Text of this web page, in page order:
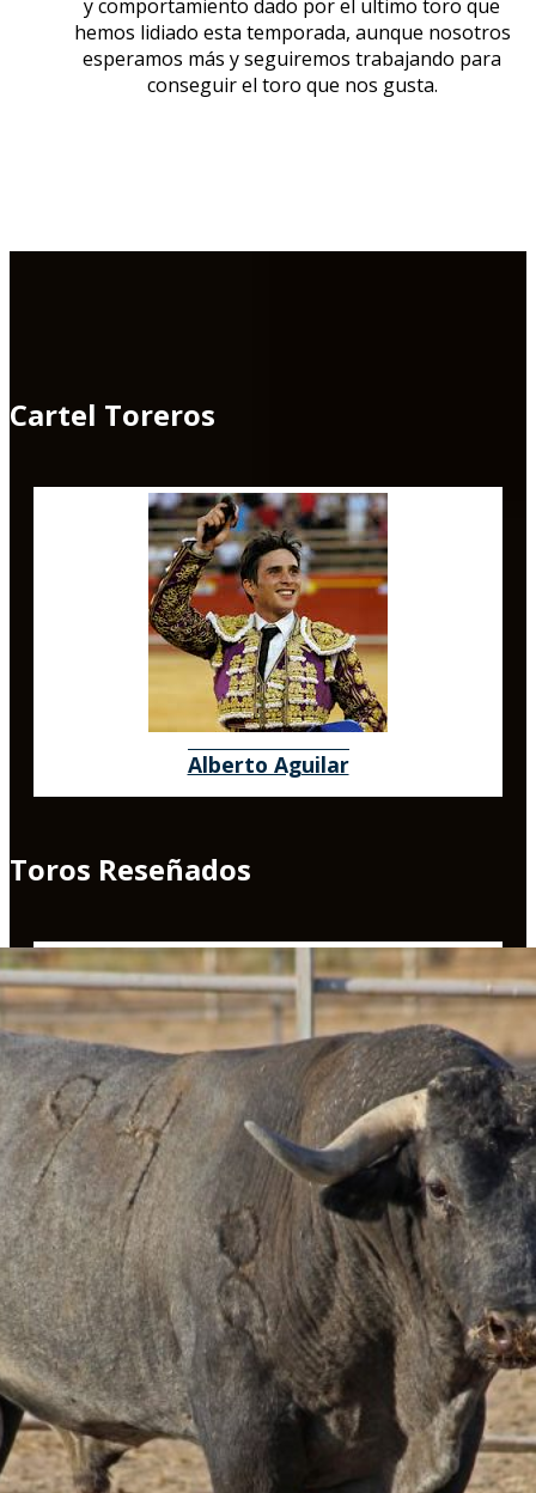
y comportamiento dado por el ultimo toro que
hemos lidiado esta temporada, aunque nosotros
esperamos más y seguiremos trabajando para
conseguir el toro que nos gusta.
Cartel Toreros
Alberto Aguilar
Toros Reseñados